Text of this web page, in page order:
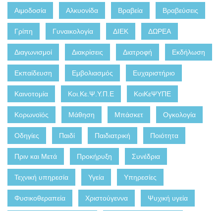
Αιμοδοσία Αλκυονίδα Βραβεία Βραβεύσεις
Γρίπη Γυναικολογία ΔΙΕΚ ΔΩΡΕΑ
Διαγωνισμοί Διακρίσεις Διατροφή Εκδήλωση
Εκπαίδευση Εμβολιασμός Ευχαριστήριο
Καινοτομία Κοι.Κε.Ψ.Υ.Π.Ε ΚοιΚεΨΥΠΕ
Κορωνοϊός Μάθηση Μπάσκετ Ογκολογία
Οδηγίες Παιδί Παιδιατρική Ποιότητα
Πριν και Μετά Προκήρυξη Συνέδρια
Τεχνική υπηρεσία Υγεία Υπηρεσίες
Φυσικοθεραπεία Χριστούγεννα Ψυχική υγεία